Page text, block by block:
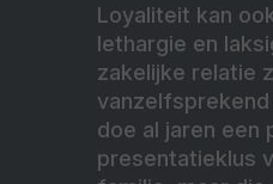
Loyaliteit kan
lethargie en
zakelijke relatie
vanzelfsprekend
doe al jaren een
presentatieklus